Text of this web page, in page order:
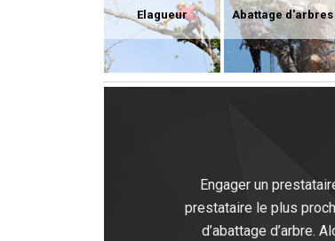
Elagueur Abattage d'arbres
Engager un
prestataire le plus
d’abattage d’arbre.